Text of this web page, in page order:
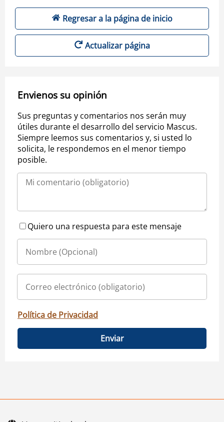
Regresar a la página de inicio
Actualizar página
Envienos su opinión
Sus preguntas y comentarios nos serán muy
útiles durante el desarrollo del servicio Mascus.
Siempre leemos sus comentarios y, si usted lo
solicita, le respondemos en el menor tiempo
posible.
Quiero una respuesta para este mensaje
Política de Privacidad
Enviar